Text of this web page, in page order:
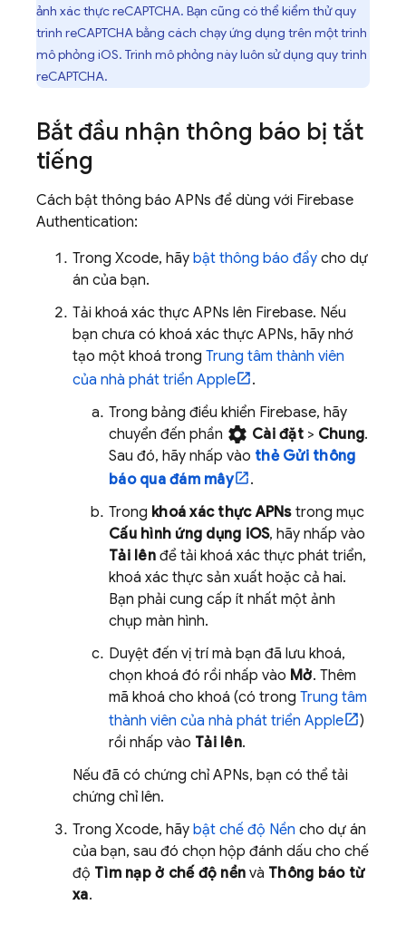
ảnh xác thực reCAPTCHA. Bạn cũng có thể kiểm thử quy
trình reCAPTCHA bằng cách chạy ứng dụng trên một trình
mô phỏng iOS. Trình mô phỏng này luôn sử dụng quy trình
reCAPTCHA.
Bắt đầu nhận thông báo bị tắt
tiếng
Cách bật thông báo APNs để dùng với Firebase
Authentication:
Trong Xcode, hãy bật thông báo đẩy cho dự
án của bạn.
Tải khoá xác thực APNs lên Firebase. Nếu
bạn chưa có khoá xác thực APNs, hãy nhớ
tạo một khoá trong Trung tâm thành viên
của nhà phát triển Apple
.
Trong bảng điều khiển Firebase, hãy
chuyển đến phần settings Cài đặt> Chung.
Sau đó, hãy nhấp vào thẻ Gửi thông
báo qua đám mây
.
Trong khoá xác thực APNstrong mục
Cấu hình ứng dụng iOS, hãy nhấp vào
Tải lênđể tải khoá xác thực phát triển,
khoá xác thực sản xuất hoặc cả hai.
Bạn phải cung cấp ít nhất một ảnh
chụp màn hình.
Duyệt đến vị trí mà bạn đã lưu khoá,
chọn khoá đó rồi nhấp vào Mở. Thêm
mã khoá cho khoá (có trong Trung tâm
thành viên của nhà phát triển Apple
)
rồi nhấp vào Tải lên.
Nếu đã có chứng chỉ APNs, bạn có thể tải
chứng chỉ lên.
Trong Xcode, hãy bật chế độ Nền cho dự án
của bạn, sau đó chọn hộp đánh dấu cho chế
độ Tìm nạp ở chế độ nền và Thông báo từ
xa.